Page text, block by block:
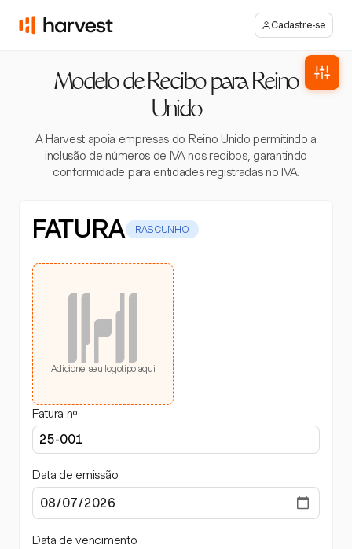
Cadastre-se
Modelo de Recibo para Reino
Unido
A Harvest apoia empresas do Reino Unido permitindo a
inclusão de números de IVA nos recibos, garantindo
conformidade para entidades registradas no IVA.
FATURA RASCUNHO
Adicione seu logotipo aqui
Fatura nº
Data de emissão
Data de vencimento